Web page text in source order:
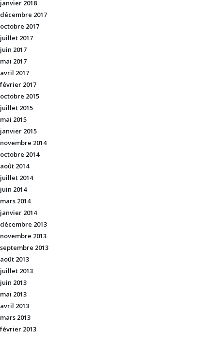
janvier 2018
décembre 2017
octobre 2017
juillet 2017
juin 2017
mai 2017
avril 2017
février 2017
octobre 2015
juillet 2015
mai 2015
janvier 2015
novembre 2014
octobre 2014
août 2014
juillet 2014
juin 2014
mars 2014
janvier 2014
décembre 2013
novembre 2013
septembre 2013
août 2013
juillet 2013
juin 2013
mai 2013
avril 2013
mars 2013
février 2013